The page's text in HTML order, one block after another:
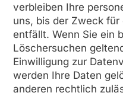
verbleiben Ihre
uns, bis der Zweck
entfällt. Wenn Sie ein
Löschersuchen
Einwilligung zur
werden Ihre Daten
anderen rechtlich